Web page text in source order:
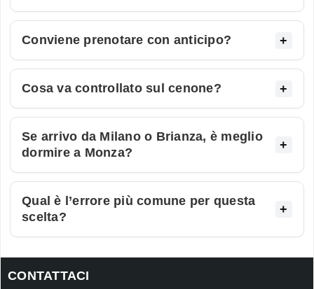
Conviene prenotare con anticipo?
Cosa va controllato sul cenone?
Se arrivo da Milano o Brianza, è meglio
dormire a Monza?
Qual è l’errore più comune per questa
scelta?
CONTATTACI